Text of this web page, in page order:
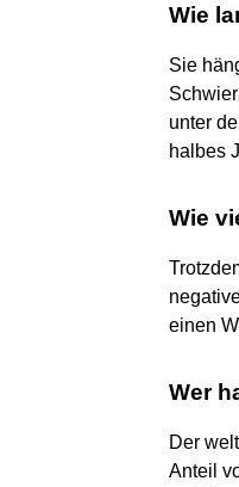
Wie
Sie
unter
halbes
Wie
einen
Wer
Der
Anteil